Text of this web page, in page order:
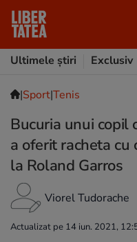
Ultimele știri
Exclusiv
|Sport|Tenis
Bucuria unui copil
a oferit racheta cu
la Roland Garros
Viorel Tudorache
Actualizat pe 14 iun. 2021,